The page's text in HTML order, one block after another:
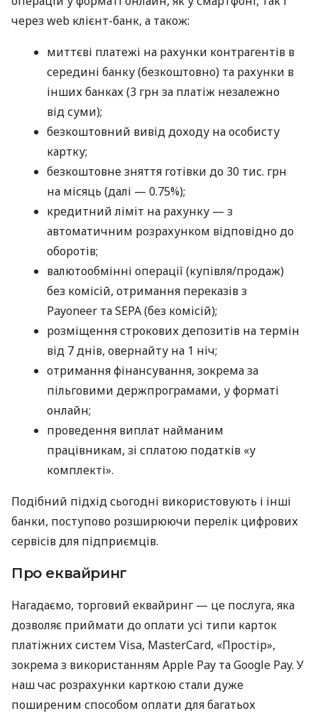
через web клієнт-банк, а також:
миттєві платежі на рахунки контрагентів в
середині банку (безкоштовно) та рахунки в
інших банках (3 грн за платіж незалежно
від суми);
безкоштовний вивід доходу на особисту
картку;
безкоштовне зняття готівки до 30 тис. грн
на місяць (далі — 0.75%);
кредитний ліміт на рахунку — з
автоматичним розрахунком відповідно до
оборотів;
валютообмінні операції (купівля/продаж)
без комісій, отримання переказів з
Payoneer та SEPA (без комісій);
розміщення строкових депозитів на термін
від 7 днів, овернайту на 1 ніч;
отримання фінансування, зокрема за
пільговими держпрограмами, у форматі
онлайн;
проведення виплат найманим
працівникам, зі сплатою податків «у
комплекті».
Подібний підхід сьогодні використовують і інші
банки, поступово розширюючи перелік цифрових
сервісів для підприємців.
Про еквайринг
Нагадаємо, торговий еквайринг — це послуга, яка
дозволяє приймати до оплати усі типи карток
платіжних систем Visa, MasterCard, «Простір»,
зокрема з використанням Apple Pay та Google Pay. У
наш час розрахунки карткою стали дуже
поширеним способом оплати для багатьох